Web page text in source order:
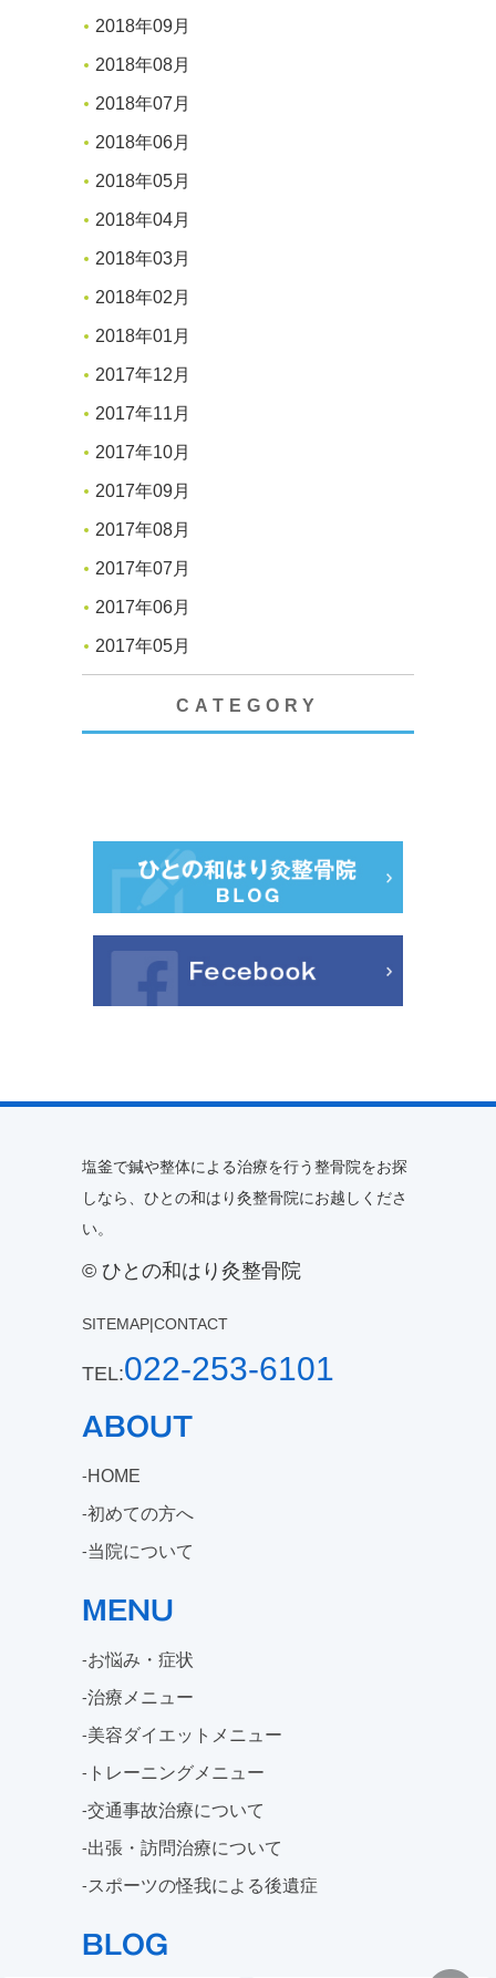
2018年09月
2018年08月
2018年07月
2018年06月
2018年05月
2018年04月
2018年03月
2018年02月
2018年01月
2017年12月
2017年11月
2017年10月
2017年09月
2017年08月
2017年07月
2017年06月
2017年05月
CATEGORY
塩釜で鍼や整体による治療を行う整骨院をお探
しなら、ひとの和はり灸整骨院にお越しくださ
い。
© ひとの和はり灸整骨院
SITEMAP|CONTACT
TEL:022-253-6101
ABOUT
HOME
初めての方へ
当院について
MENU
お悩み・症状
治療メニュー
美容ダイエットメニュー
トレーニングメニュー
交通事故治療について
出張・訪問治療について
スポーツの怪我による後遺症
BLOG